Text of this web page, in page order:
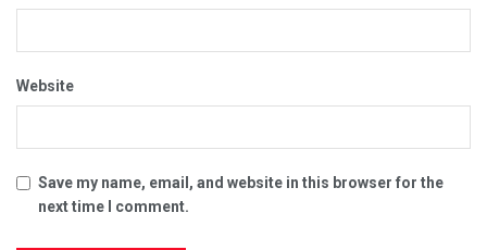
Website
Save my name, email, and website in this browser for the
next time I comment.